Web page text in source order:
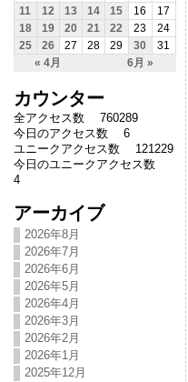
« 4月 6月 »
11
12 13 14 15 16
17
18
19 20 21 22 23
24
25
26 27 28 29 30 31
カウンター
全アクセス数 760289
今日のアクセス数 6
ユニークアクセス数 121229
今日のユニークアクセス数
4
アーカイブ
2026年8月
2026年7月
2026年6月
2026年5月
2026年4月
2026年3月
2026年2月
2026年1月
2025年12月